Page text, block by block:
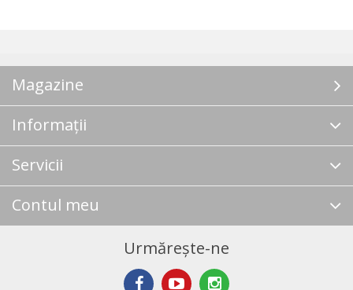
Magazine
Informații
Servicii
Contul meu
Urmărește-ne